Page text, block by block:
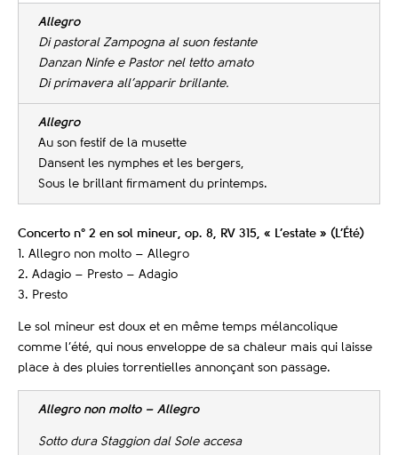
Allegro
Di pastoral Zampogna al suon festante
Danzan Ninfe e Pastor nel tetto amato
Di primavera all’apparir brillante.
Allegro
Au son festif de la musette
Dansent les nymphes et les bergers,
Sous le brillant firmament du printemps.
Concerto n° 2 en sol mineur, op. 8, RV 315, « L’estate » (L’Été)
1. Allegro non molto – Allegro
2. Adagio – Presto – Adagio
3. Presto
Le sol mineur est doux et en même temps mélancolique
comme l’été, qui nous enveloppe de sa chaleur mais qui laisse
place à des pluies torrentielles annonçant son passage.
Allegro non molto – Allegro
Sotto dura Staggion dal Sole accesa